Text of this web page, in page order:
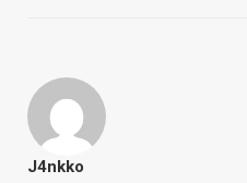
J4nkko